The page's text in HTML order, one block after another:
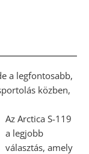
a legfontosabb,
közben,
Az Arctica S-119
a legjobb
választás, amely